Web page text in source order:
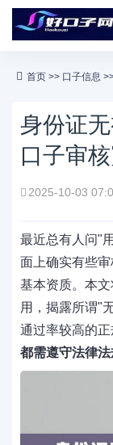
首页 >> 口子信息
身份证
口子审
2025-10-03
最近总有人问"
面上确实有些
基本资质。本
用，揭露所谓"
通过率较高的正
都需遵守法律